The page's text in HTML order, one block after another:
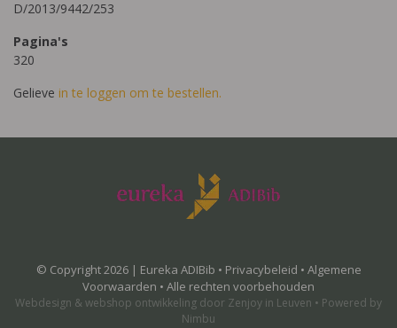
D/2013/9442/253
Pagina's
320
Gelieve in te loggen om te bestellen.
© Copyright 2026 | Eureka ADIBib • Privacybeleid • Algemene
Voorwaarden • Alle rechten voorbehouden
Webdesign & webshop ontwikkeling door Zenjoy in Leuven • Powered by
Nimbu